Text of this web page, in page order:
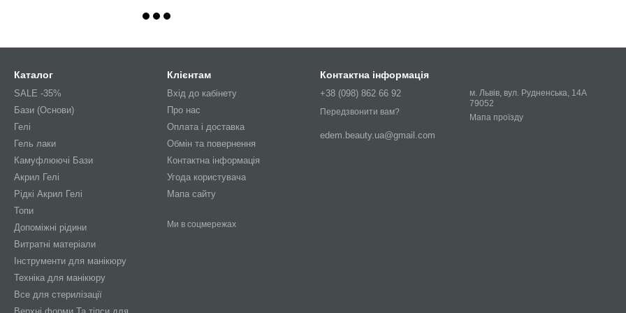
Каталог
SALE -35%
Бази (Основи)
Гелі
Гель лаки
Камуфлюючі Бази
Акрил Гелі
Рідкі Акрил Гелі
Топи
Допоміжні рідини
Витратні матеріали
Інструменти для манікюру
Техніка для манікюру
Все для стерилізації
Клієнтам
Вхід до кабінету
Про нас
Оплата і доставка
Обмін та повернення
Контактна інформація
Угода користувача
Мапа сайту
Ми в соцмережах
Контактна інформація
+38 (098) 862 66 92
Передзвонити вам?
edem.beauty.ua@gmail.com
м. Львів, вул. Рудненська, 14А
79052
Мапа проїзду